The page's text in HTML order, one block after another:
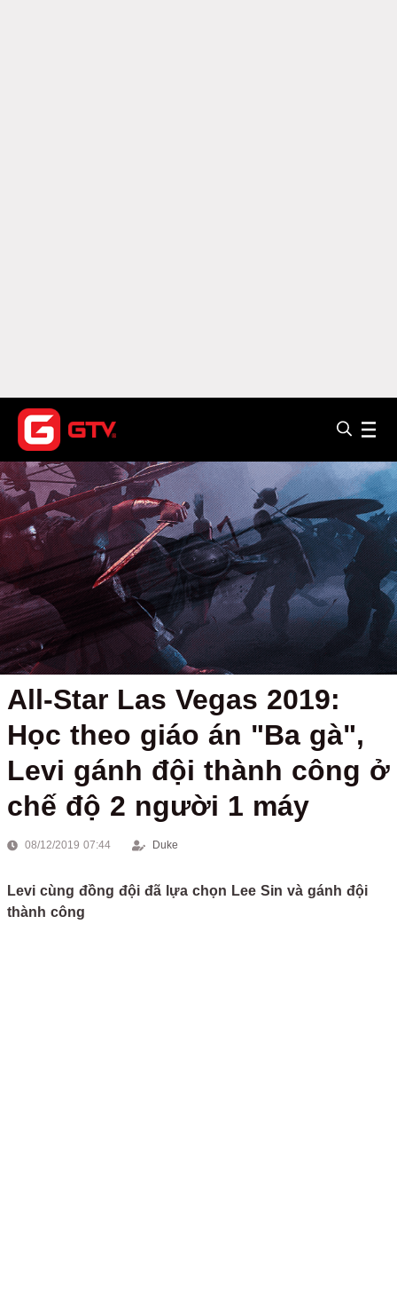
All-Star Las Vegas 2019:
Học theo giáo án "Ba gà",
Levi gánh đội thành công ở
chế độ 2 người 1 máy
08/12/2019 07:44 Duke
Levi cùng đồng đội đã lựa chọn Lee Sin và gánh đội
thành công